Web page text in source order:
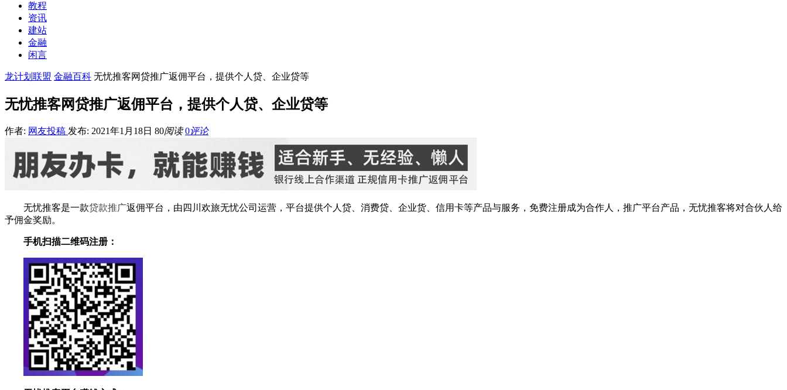
教程
资讯
建站
金融
闲言
龙计划联盟 金融百科 无忧推客网贷推广返佣平台，提供个人贷、企业贷等
无忧推客网贷推广返佣平台，提供个人贷、企业贷等
作者: 网友投稿 发布: 2021年1月18日 80阅读 0评论
无忧推客是一款贷款推广返佣平台，由四川欢旅无忧公司运营，平台提供个人贷、消费贷、企业货、信用卡等产品与服务，免费注册成为合作人，推广平台产品，无忧推客将对合伙人给
予佣金奖励。
手机扫描二维码注册：